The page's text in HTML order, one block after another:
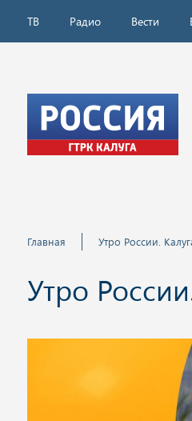
ТВ Радио Вести
Главная Утро России.
Утро